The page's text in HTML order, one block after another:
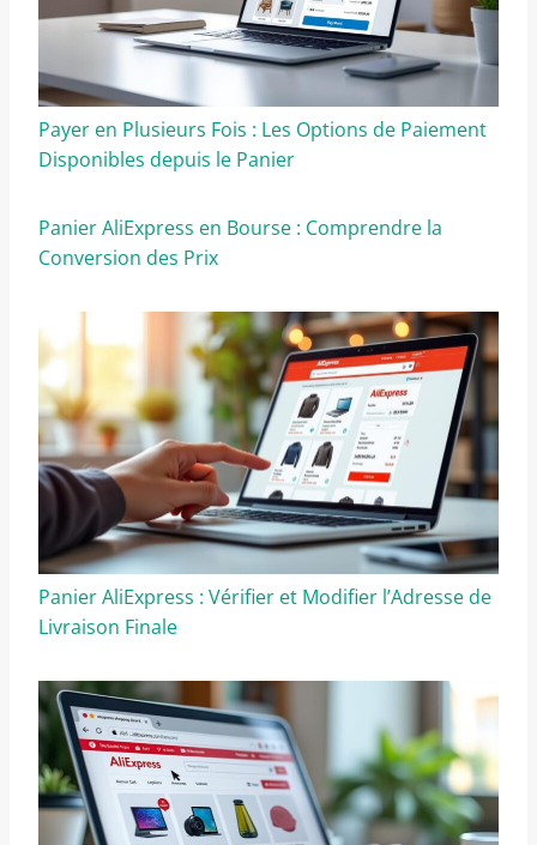
Payer en Plusieurs Fois : Les Options de Paiement
Disponibles depuis le Panier
Panier AliExpress en Bourse : Comprendre la
Conversion des Prix
Panier AliExpress : Vérifier et Modifier l’Adresse de
Livraison Finale